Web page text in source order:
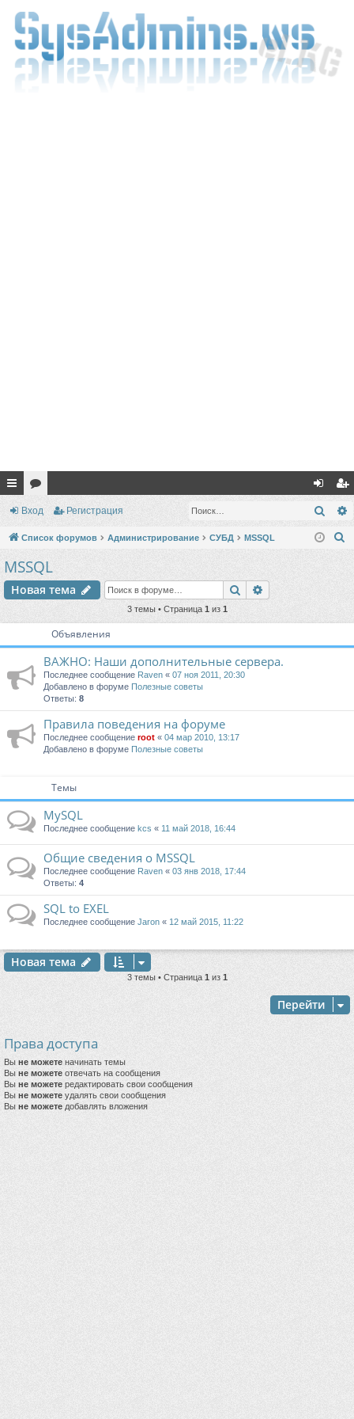
с
ы
и
ор хо
д
ег
ис
Вход Регистрация
Список форумов Администрирование СУБД MSSQL
MSSQL
Новая тема Поиск
3 темы • Страница 1из 1
Объявления
ВАЖНО: Наши дополнительные сервера.
Последнее сообщение Raven « 07 ноя 2011, 20:30
Добавлено в форуме Полезные советы
Ответы: 8
Правила поведения на форуме
Последнее сообщение root « 04 мар 2010, 13:17
Добавлено в форуме Полезные советы
Темы
MySQL
Последнее сообщение kcs « 11 май 2018, 16:44
Общие сведения о MSSQL
Последнее сообщение Raven « 03 янв 2018, 17:44
Ответы: 4
SQL to EXEL
Последнее сообщение Jaron « 12 май 2015, 11:22
Новая тема
3 темы • Страница 1 из 1
Перейти
Права доступа
Вы не можете начинать темы
Вы не можете отвечать на сообщения
Вы не можете редактировать свои сообщения
Вы не можете удалять свои сообщения
Вы не можете добавлять вложения